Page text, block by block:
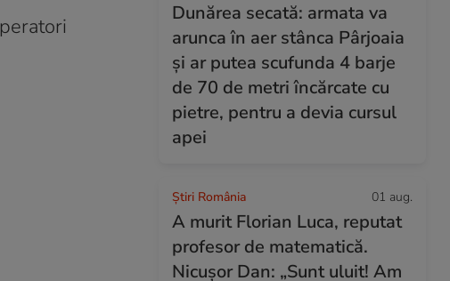
Dunărea secată: armata va
arunca în aer stânca Pârjoaia
și ar putea scufunda 4 barje
de 70 de metri încărcate cu
pietre, pentru a devia cursul
apei
Știri România 01 aug.
A murit Florian Luca, reputat
profesor de matematică.
Nicușor Dan: „Sunt uluit! Am